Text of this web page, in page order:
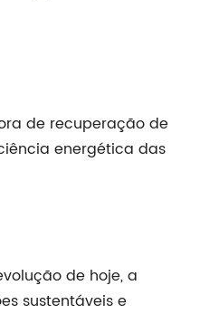
de recuperação de
energética das
de hoje, a
sustentáveis ​​e